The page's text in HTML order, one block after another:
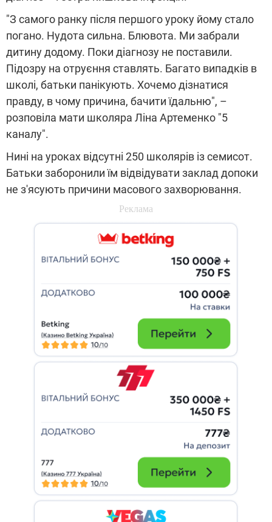
"З самого ранку після першого уроку йому стало
погано. Нудота сильна. Блювота. Ми забрали
дитину додому. Поки діагнозу не поставили.
Підозру на отруєння ставлять. Багато випадків в
школі, батьки панікують. Хочемо дізнатися
правду, в чому причина, бачити їдальню", –
розповіла мати школяра Ліна Артеменко "5
каналу".
Нині на уроках відсутні 250 школярів із семисот.
Батьки заборонили їм відвідувати заклад допоки
не з'ясують причини масового захворювання.